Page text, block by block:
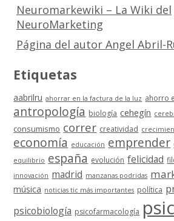
Neuromarkewiki – La Wiki del
NeuroMarketing
Página del autor Angel Abril-
Etiquetas
aabrilru ahorrar en la factura de la luz ahorro
antropología biología cehegín
consumismo correr creatividad
economía educación emprender
equilibrio españa evolución felicidad
innovación madrid manzanas podridas
música noticias tic más importantes política
psicobiología psicofarmacología